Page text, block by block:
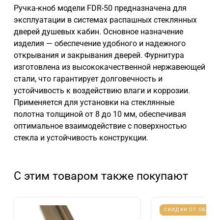
Ручка-кноб модели FDR-50 предназначена для
эксплуатации в системах распашных стеклянных
дверей душевых кабин. Основное назначение
изделия — обеспечение удобного и надежного
открывания и закрывания дверей. Фурнитура
изготовлена из высококачественной нержавеющей
стали, что гарантирует долговечность и
устойчивость к воздействию влаги и коррозии.
Применяется для установки на стеклянные
полотна толщиной от 8 до 10 мм, обеспечивая
оптимальное взаимодействие с поверхностью
стекла и устойчивость конструкции.
С этим товаром также покупают
СКИДКИ ОТ